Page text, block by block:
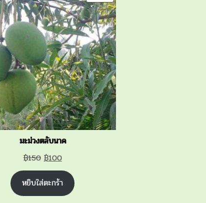
ON
SALE
มะม่วงตลับนาค
฿150 Original
price
was:
฿150.
฿100Current
price
is:
฿100.
หยิบใส่ตะกร้า